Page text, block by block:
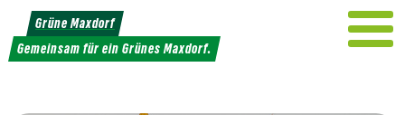
Weiter
zum
Inhalt
Grüne Maxdorf
Gemeinsam für ein Grünes Maxdorf.